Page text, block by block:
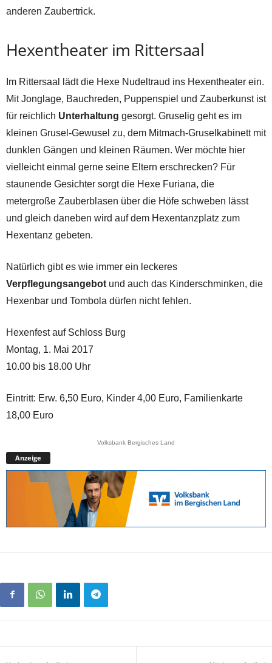
anderen Zaubertrick.
Hexentheater im Rittersaal
Im Rittersaal lädt die Hexe Nudeltraud ins Hexentheater ein.
Mit Jonglage, Bauchreden, Puppenspiel und Zauberkunst ist
für reichlich Unterhaltung gesorgt. Gruselig geht es im
kleinen Grusel-Gewusel zu, dem Mitmach-Gruselkabinett mit
dunklen Gängen und kleinen Räumen. Wer möchte hier
vielleicht einmal gerne seine Eltern erschrecken? Für
staunende Gesichter sorgt die Hexe Furiana, die
metergroße Zauberblasen über die Höfe schweben lässt
und gleich daneben wird auf dem Hexentanzplatz zum
Hexentanz gebeten.
Natürlich gibt es wie immer ein leckeres
Verpflegungsangebot und auch das Kinderschminken, die
Hexenbar und Tombola dürfen nicht fehlen.
Hexenfest auf Schloss Burg
Montag, 1. Mai 2017
10.00 bis 18.00 Uhr
Eintritt: Erw. 6,50 Euro, Kinder 4,00 Euro, Familienkarte
18,00 Euro
Volksbank Bergisches Land
Anzeige